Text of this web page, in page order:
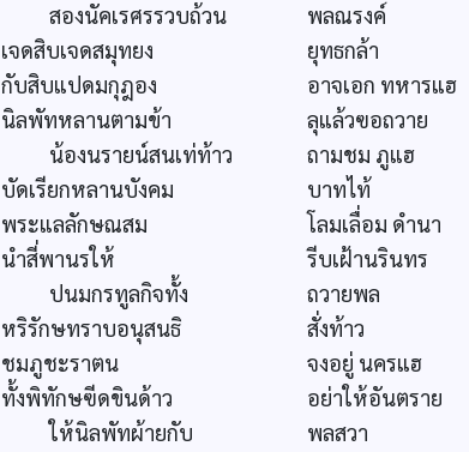
สองนัคเรศรรวบถ้วน
พลณรงค์
เจดสิบเจดสมุทยง
ยุทธกล้า
กับสิบแปดมกุฎอง
อาจเอก ทหารแฮ
นิลพัทหลานตามข้า
ลุแล้วฃอถวาย
น้องนรายน์สนเท่ท้าว
ถามชม ภูแฮ
บัดเรียกหลานบังคม
บาทไท้
พระแลลักษณสม
โลมเลื่อม ดำนา
นำสี่พานรให้
รีบเฝ้านรินทร
ปนมกรทูลกิจทั้ง
ถวายพล
หริรักษทราบอนุสนธิ
สั่งท้าว
ชมภูชะราตน
จงอยู่ นครแฮ
ทั้งพิทักษฃีดขินด้าว
อย่าให้อันตราย
ให้นิลพัทผ้ายกับ
พลสวา